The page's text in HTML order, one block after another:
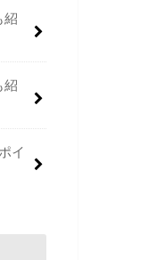
紹
紹
イ